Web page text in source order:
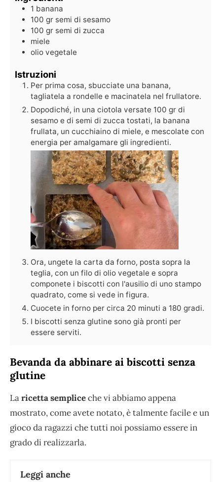
1 banana
100 gr semi di sesamo
100 gr semi di zucca
miele
olio vegetale
Istruzioni
Per prima cosa, sbucciate una banana,
tagliatela a rondelle e macinatela nel frullatore.
Dopodiché, in una ciotola versate 100 gr di
sesamo e di semi di zucca tostati, la banana
frullata, un cucchiaino di miele, e mescolate con
energia per amalgamare gli ingredienti.
Ora, ungete la carta da forno, posta sopra la
teglia, con un filo di olio vegetale e sopra
componete i biscotti con l'ausilio di uno stampo
quadrato, come si vede in figura.
Cuocete in forno per circa 20 minuti a 180 gradi.
I biscotti senza glutine sono già pronti per
essere serviti.
Bevanda da abbinare ai biscotti senza
glutine
Laricetta sempliceche vi abbiamo appena
mostrato, come avete notato, è talmente facile e un
gioco da ragazzi che tutti noi possiamo essere in
grado di realizzarla.
Leggi anche